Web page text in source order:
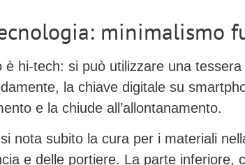
minimalismo
è hi-tech: si può utilizzare una tessera
la chiave digitale su
e la chiude all’allontanamento.
nota subito la cura per i materiali
e delle portiere. La parte inferiore,